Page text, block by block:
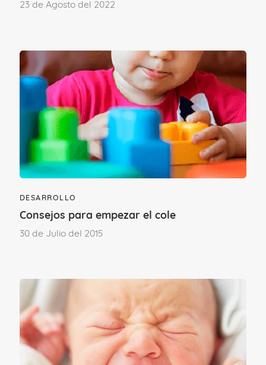
- Fodor, Elizabeth; García-Castellón, Mª
Carmen; Morán, Montserrat (2008), Todo
un mundo de sensaciones, Madrid, Ed.
Pirámide.
23 de Agosto del 2022
DESARROLLO
Consejos para empezar el cole
30 de Julio del 2015